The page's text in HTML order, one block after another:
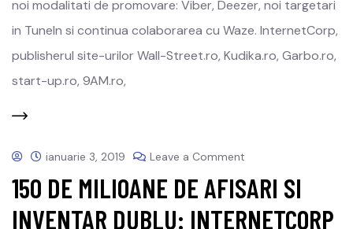
noi modalitati de promovare: Viber, Deezer, noi targetari
in TuneIn si continua colaborarea cu Waze. InternetCorp,
publisherul site-urilor Wall-Street.ro, Kudika.ro, Garbo.ro,
start-up.ro, 9AM.ro,
ianuarie 3, 2019 Leave a Comment
150 DE MILIOANE DE AFISARI SI
INVENTAR DUBLU: INTERNETCORP